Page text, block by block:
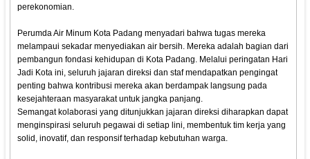
perekonomian.
Perumda Air Minum Kota Padang menyadari bahwa tugas mereka
melampaui sekadar menyediakan air bersih. Mereka adalah bagian dari
pembangun fondasi kehidupan di Kota Padang. Melalui peringatan Hari
Jadi Kota ini, seluruh jajaran direksi dan staf mendapatkan pengingat
penting bahwa kontribusi mereka akan berdampak langsung pada
kesejahteraan masyarakat untuk jangka panjang.
Semangat kolaborasi yang ditunjukkan jajaran direksi diharapkan dapat
menginspirasi seluruh pegawai di setiap lini, membentuk tim kerja yang
solid, inovatif, dan responsif terhadap kebutuhan warga.